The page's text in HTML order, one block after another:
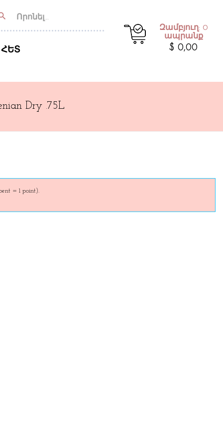
Զամբյուղ: 0
ապրանք
$ 0,00
Dry .75L
= 1 point).